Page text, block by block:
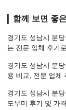
함께 보면 좋
경기도 성남시 분
는 전문 업체 후기
경기도 성남시 분
용 비교, 전문 업체
경기도 성남시 분
도우미 후기 및 가